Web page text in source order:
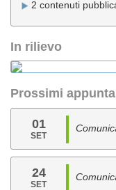
2 contenuti
In rilievo
Prossimi
01
SET
24
SET